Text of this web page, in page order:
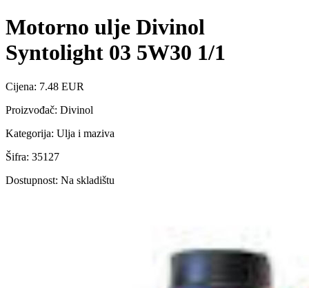
Motorno ulje Divinol
Syntolight 03 5W30 1/1
Cijena: 7.48 EUR
Proizvođač: Divinol
Kategorija: Ulja i maziva
Šifra: 35127
Dostupnost: Na skladištu